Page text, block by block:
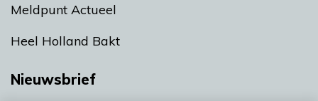
Meldpunt Actueel
Heel Holland Bakt
Nieuwsbrief